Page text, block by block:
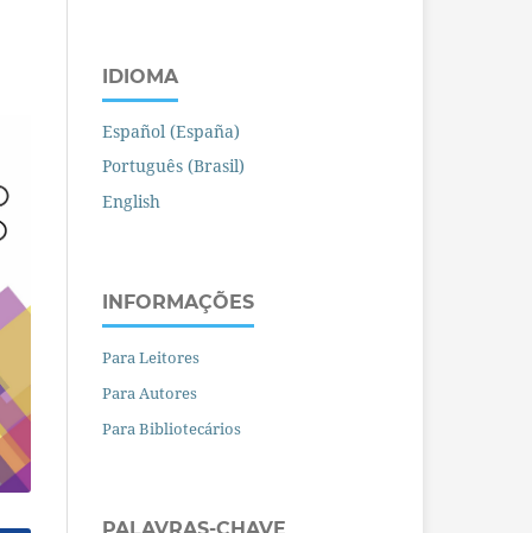
IDIOMA
Español (España)
Português (Brasil)
English
INFORMAÇÕES
Para Leitores
Para Autores
Para Bibliotecários